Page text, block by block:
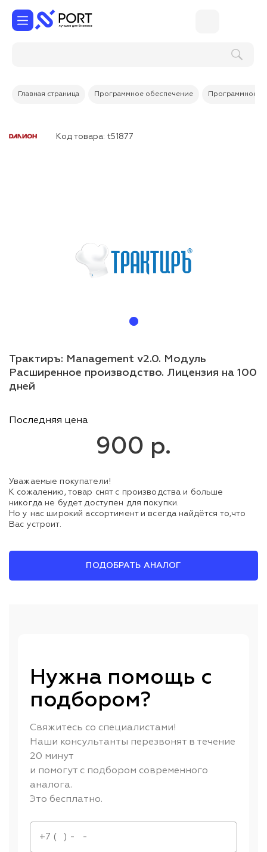
Главная страница Программное обеспечение Программное
Код товара: t51877
Трактиръ: Management v2.0. Модуль
Расширенное производство. Лицензия на 100
дней
Последняя цена
900 р.
Уважаемые покупатели!
К сожалению, товар снят с производства и больше
никогда не будет доступен для покупки.
Но у нас широкий ассортимент и всегда найдётся то,что
Вас устроит.
ПОДОБРАТЬ АНАЛОГ
Нужна помощь с
подбором?
Свяжитесь со специалистами!
Наши консультанты перезвонят в течение
20 минут
и помогут с подбором современного
аналога.
Это бесплатно.